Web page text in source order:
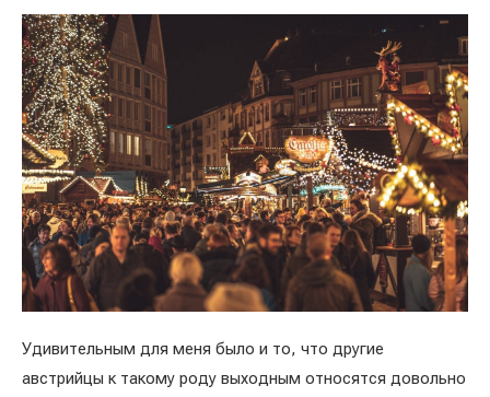
Удивительным для меня было и то, что другие
австрийцы к такому роду выходным относятся довольно